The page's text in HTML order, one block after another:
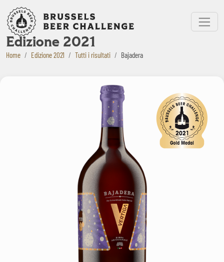
Bruxelles Beer Challenge
Menu
Edizione 2021
Home Edizione 2021 Tutti i risultati Bajadera